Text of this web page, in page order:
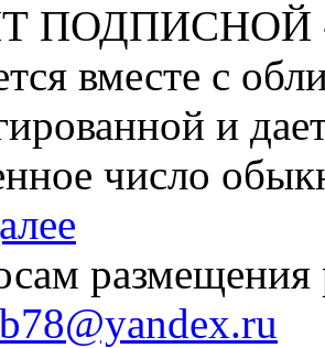
ПОДПИСНОЙ -
вместе с
и
число
размещения